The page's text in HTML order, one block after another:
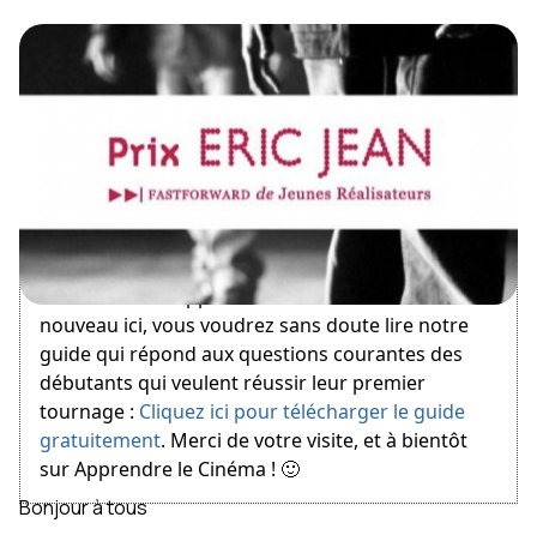
August 10, 2012
Bienvenue sur Apprendre le Cinéma ! Si vous êtes
nouveau ici, vous voudrez sans doute lire notre
guide qui répond aux questions courantes des
débutants qui veulent réussir leur premier
tournage : Cliquez ici pour télécharger le guide
gratuitement. Merci de votre visite, et à bientôt
sur Apprendre le Cinéma ! 🙂
Bonjour à tous